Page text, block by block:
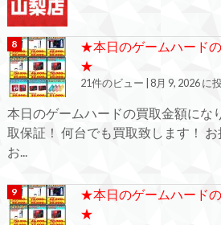
★本日のゲームハード
★
21件のビュー 8月 9, 2026 に
本日のゲームハードの買取金額にな
取保証！ 何台でも買取致します！
お...
★本日のゲームハード
★